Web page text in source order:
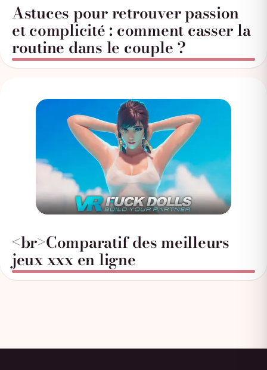
Astuces pour retrouver passion
et complicité : comment casser la
routine dans le couple ?
<br>Comparatif des meilleurs
jeux xxx en ligne